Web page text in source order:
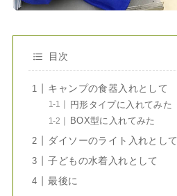
目次
キャンプの食器入れとして
円形タイプに入れてみた
BOX型に入れてみた
ダイソーのライト入れとして
子どもの水着入れとして
最後に